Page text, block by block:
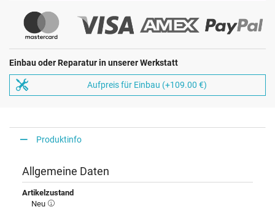
Einbau oder Reparatur in unserer Werkstatt
Aufpreis für Einbau (+109.00 €)
Produktinfo
Allgemeine Daten
Artikelzustand
Neu